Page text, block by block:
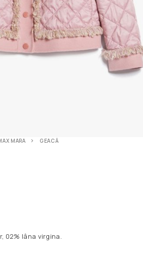
MARA GEACĂ
02% lâna virgina.